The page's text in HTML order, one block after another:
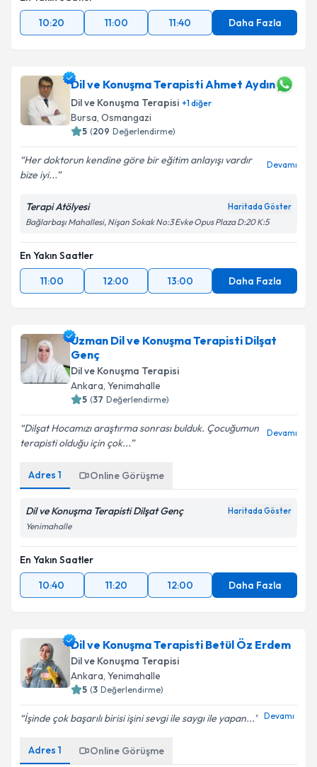
10:20
11:00 11:40 Daha Fazla
Dil ve Konuşma Terapisti Ahmet Aydın
Dil ve Konuşma Terapisi +1diğer
Bursa, Osmangazi
5 (209 Değerlendirme)
Her doktorun kendine göre bir eğitim anlayışı vardır
bize iyi...
Devamı
Terapi Atölyesi Haritada Göster
Bağlarbaşı Mahallesi, Nişan Sokak No:3 Evke Opus Plaza D:20 K:5
En Yakın Saatler
11:00
12:00 13:00 Daha Fazla
Uzman Dil ve Konuşma Terapisti Dilşat
Genç
Dil ve Konuşma Terapisi
Ankara, Yenimahalle
5 (37 Değerlendirme)
Dilşat Hocamızı araştırma sonrası bulduk. Çocuğumun
terapisti olduğu için çok...
Devamı
Adres 1 Online Görüşme
Dil ve Konuşma Terapisti Dilşat Genç Haritada Göster
Yenimahalle
En Yakın Saatler
10:40
11:20 12:00 Daha Fazla
Dil ve Konuşma Terapisti Betül Öz Erdem
Dil ve Konuşma Terapisi
Ankara, Yenimahalle
5 (3 Değerlendirme)
İşinde çok başarılı birisi işini sevgi ile saygı ile yapan... Devamı
Adres 1 Online Görüşme